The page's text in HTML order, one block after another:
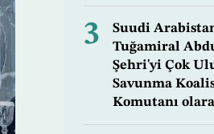
3
Suudi
Tuğamiral
Şehri'yi Çok
Savunma
Komutanı